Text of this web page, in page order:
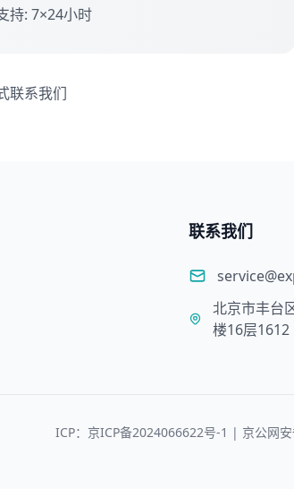
持: 7×24小时
联系我们
联系我们
北京市丰台
楼16层1612
ICP：京ICP备2024066622号-1 | 京公网